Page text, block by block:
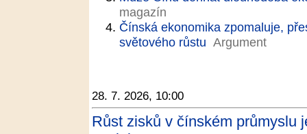
magazín
Čínská ekonomika zpomaluje,
světového růstu Argument
28. 7. 2026, 10:00
Růst zisků v čínském průmyslu